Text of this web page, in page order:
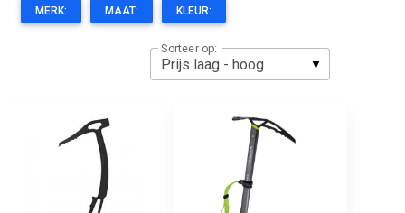
MERK: MAAT: KLEUR:
Sorteer op: